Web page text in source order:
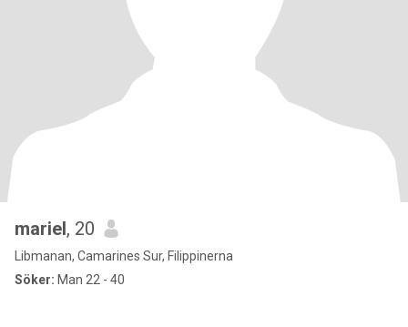
mariel, 20
Libmanan, Camarines Sur, Filippinerna
Söker: Man 22 - 40